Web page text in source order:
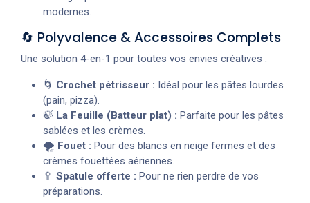
modernes.
🔄 Polyvalence & Accessoires Complets
Une solution 4-en-1 pour toutes vos envies créatives :
🌀 Crochet pétrisseur : Idéal pour les pâtes lourdes
(pain, pizza).
🍃 La Feuille (Batteur plat) : Parfaite pour les pâtes
sablées et les crèmes.
🌪️ Fouet : Pour des blancs en neige fermes et des
crèmes fouettées aériennes.
🥄 Spatule offerte : Pour ne rien perdre de vos
préparations.